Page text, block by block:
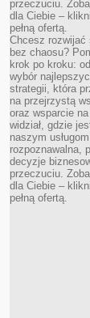
przeczuciu.
dla Ciebie –
pełną ofertą.
Chcesz rozwijać
bez chaosu?
krok po kroku:
wybór
strategii, która
na przejrzystą
oraz wsparcie
widział, gdzie
naszym
rozpoznawalna,
decyzje
przeczuciu.
dla Ciebie –
pełną ofertą.